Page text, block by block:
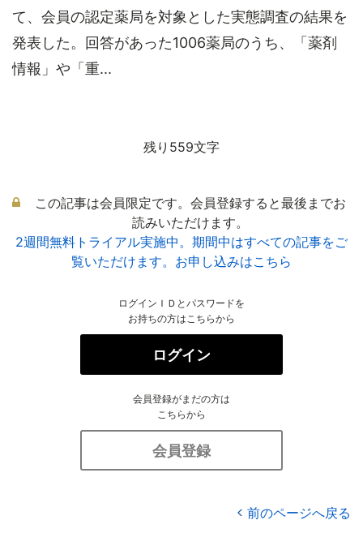
て、会員の認定薬局を対象とした実態調査の結果を
発表した。回答があった1006薬局のうち、「薬剤
情報」や「重...
残り559文字
この記事は会員限定です。会員登録すると最後までお
読みいただけます。
2週間無料トライアル実施中。期間中はすべての記事をご
覧いただけます。お申し込みはこちら
ログインＩＤとパスワードを
お持ちの方はこちらから
ログイン
会員登録がまだの方は
こちらから
会員登録
前のページへ戻る